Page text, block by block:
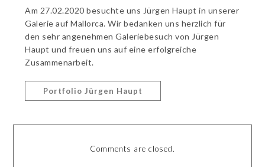
Am 27.02.2020 besuchte uns Jürgen Haupt in unserer
Galerie auf Mallorca. Wir bedanken uns herzlich für
den sehr angenehmen Galeriebesuch von Jürgen
Haupt und freuen uns auf eine erfolgreiche
Zusammenarbeit.
Portfolio Jürgen Haupt
Comments are closed.